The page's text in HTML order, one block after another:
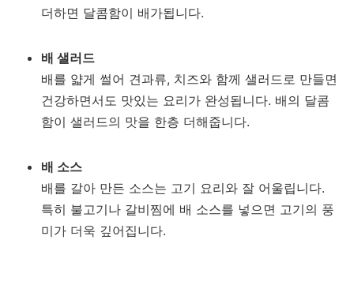
더하면 달콤함이 배가됩니다.
배 샐러드
배를 얇게 썰어 견과류, 치즈와 함께 샐러드로 만들면
건강하면서도 맛있는 요리가 완성됩니다. 배의 달콤
함이 샐러드의 맛을 한층 더해줍니다.
배 소스
배를 갈아 만든 소스는 고기 요리와 잘 어울립니다.
특히 불고기나 갈비찜에 배 소스를 넣으면 고기의 풍
미가 더욱 깊어집니다.